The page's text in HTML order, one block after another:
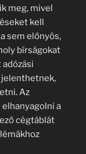
meg, mivel
kell
sem előnyös,
bírságokat
jelenthetnek,
Az
a
cégtáblát